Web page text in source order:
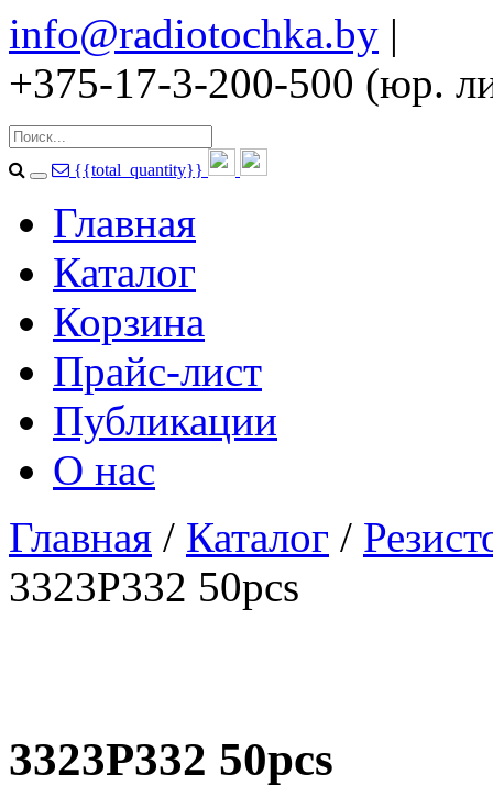
info@radiotochka.by |
+375-17-3-200-500 (юр.
{{total_quantity}}
Главная
Каталог
Корзина
Прайс-лист
Публикации
О нас
Главная / Каталог /
3323P332 50pcs
3323P332 50pcs